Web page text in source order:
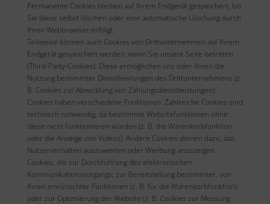
Permanente Cookies bleiben auf Ihrem Endgerät gespeichert, bis
Sie diese selbst löschen oder eine automatische Löschung durch
Ihren Webbrowser erfolgt.
Teilweise können auch Cookies von Drittunternehmen auf Ihrem
Endgerät gespeichert werden, wenn Sie unsere Seite betreten
(Third-Party-Cookies). Diese ermöglichen uns oder Ihnen die
Nutzung bestimmter Dienstleistungen des Drittunternehmens (z.
B. Cookies zur Abwicklung von Zahlungsdienstleistungen).
Cookies haben verschiedene Funktionen. Zahlreiche Cookies sind
technisch notwendig, da bestimmte Websitefunktionen ohne
diese nicht funktionieren würden (z. B. die Warenkorbfunktion
oder die Anzeige von Videos). Andere Cookies dienen dazu, das
Nutzerverhalten auszuwerten oder Werbung anzuzeigen.
Cookies, die zur Durchführung des elektronischen
Kommunikationsvorgangs, zur Bereitstellung bestimmter, von
Ihnen erwünschter Funktionen (z. B. für die Warenkorbfunktion)
oder zur Optimierung der Website (z. B. Cookies zur Messung